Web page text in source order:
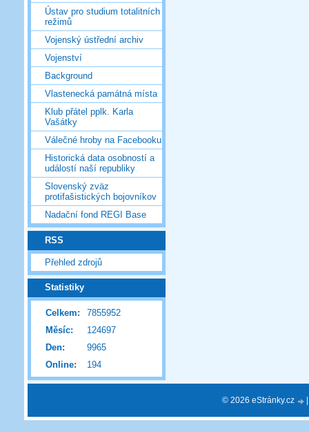
Ústav pro studium totalitních
režimů
Vojenský ústřední archiv
Vojenství
Background
Vlastenecká památná místa
Klub přátel pplk. Karla
Vašátky
Válečné hroby na Facebooku
Historická data osobností a
událostí naší republiky
Slovenský zväz
protifašistických bojovníkov
Nadační fond REGI Base
RSS
Přehled zdrojů
Statistiky
Online: 194
Celkem:
7855952
Měsíc:
124697
Den:
9965
© 2026 eStránky.cz